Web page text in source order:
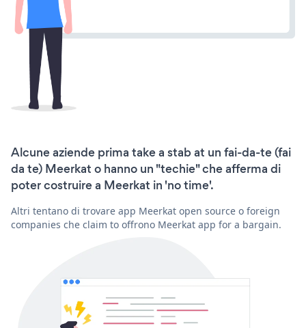
Alcune aziende prima take a stab at un fai-da-te (fai
da te) Meerkat o hanno un "techie" che afferma di
poter costruire a Meerkat in 'no time'.
Altri tentano di trovare app Meerkat open source o foreign
companies che claim to offrono Meerkat app for a bargain.